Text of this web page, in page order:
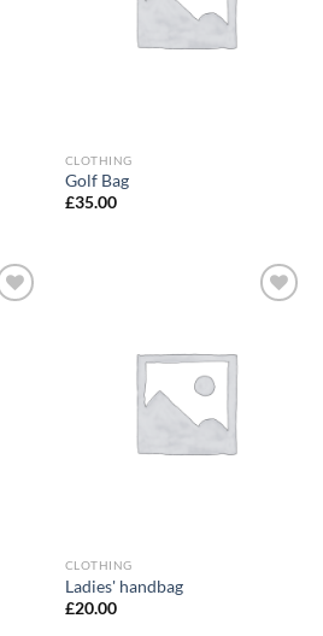
CLOTHING
Golf Bag
£35.00
CLOTHING
Ladies' handbag
£20.00